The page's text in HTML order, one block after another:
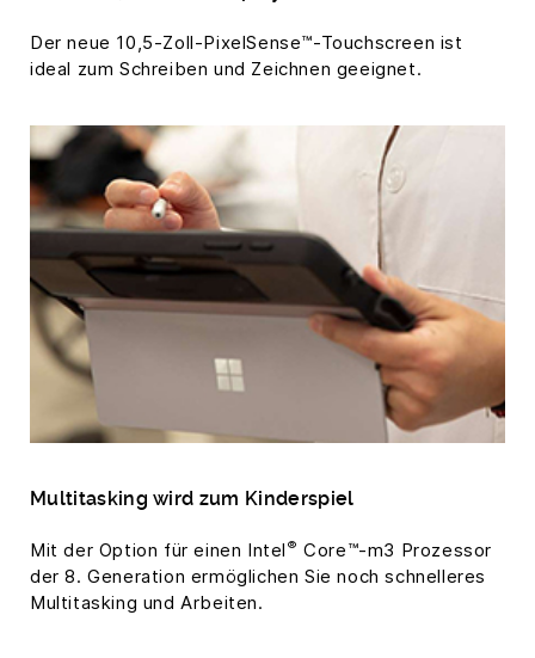
Der neue 10,5-Zoll-PixelSense™-Touchscreen ist
ideal zum Schreiben und Zeichnen geeignet.
Multitasking wird zum Kinderspiel
Mit der Option für einen Intel ® Core™-m3 Prozessor
der 8. Generation ermöglichen Sie noch schnelleres
Multitasking und Arbeiten.